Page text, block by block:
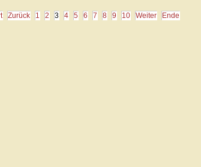
Zurück 1 2 3 4 5 6 7 8 9 10 Weiter Ende